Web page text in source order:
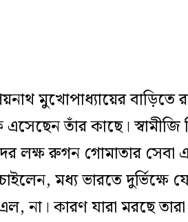
মুখোপাধ্যায়ের বাড়িতে
এসেছেন তাঁর কাছে।
লক্ষ রুগন গোমাতার সেবা
মধ্য ভারতে দুর্ভিক্ষে
না। কারণ যারা মরছে